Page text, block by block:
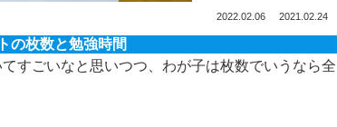
2022.02.06 2021.02.24
の枚数と勉強時間
すごいなと思いつつ、わが子は枚数でいうなら全